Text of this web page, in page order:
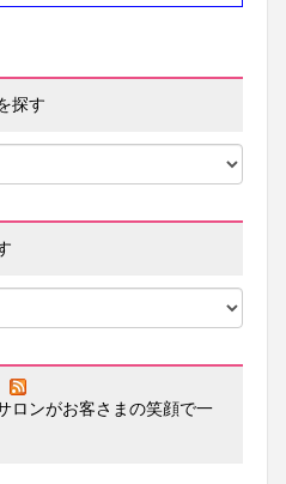
探す
ロンがお客さまの笑顔で一